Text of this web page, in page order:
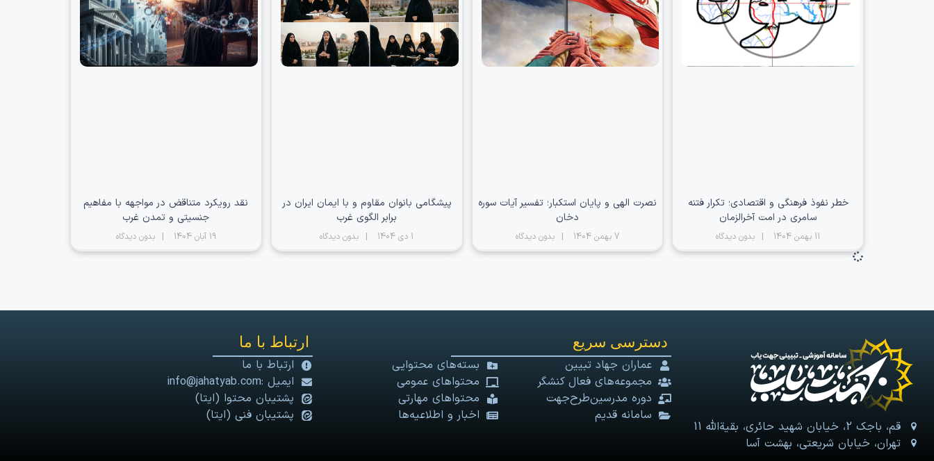
خطر نفوذ فرهنگی و اقتصادی؛ تکرار فتنه
سامری در امت آخرالزمان
11 بهمن 1404 بدون دیدگاه
نصرت الهی و پایان استکبار؛ تفسیر آیات سوره
دخان
7 بهمن 1404 بدون دیدگاه
پیشگامی بانوان مقاوم و با ایمان ایران در
برابر الگوی غرب
1 دی 1404 بدون دیدگاه
نقد رویکرد متناقض در مواجهه با مفاهیم
جنسیتی و تمدن غرب
19 آبان 1404 بدون دیدگاه
قم، باجک 2، خیابان شهید حائری، بقیةالله 11
تهران، خیابان شریعتی، بهشت آسا
دسترسی سریع
عماران جهاد تبیین
مجموعه‌های فعال کنشگر
دوره مدرسین‌طرح‌جهت
سامانه قدیم
بسته‌های محتوایی
محتواهای عمومی
محتواهای مهارتی
اخبار و اطلاعیه‌ها
ارتباط با ما
ارتباط با ما
ایمیل :info@jahatyab.com
پشتیبان محتوا (ایتا)
پشتیبان فنی (ایتا)